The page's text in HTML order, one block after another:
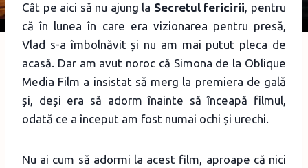
Cât pe aici să nu ajung la Secretul fericirii, pentru
că în lunea în care era vizionarea pentru presă,
Vlad s-a îmbolnăvit și nu am mai putut pleca de
acasă. Dar am avut noroc că Simona de la Oblique
Media Film a insistat să merg la premiera de gală
și, deși era să adorm înainte să înceapă filmul,
odată ce a început am fost numai ochi și urechi.
Nu ai cum să adormi la acest film, aproape că nici